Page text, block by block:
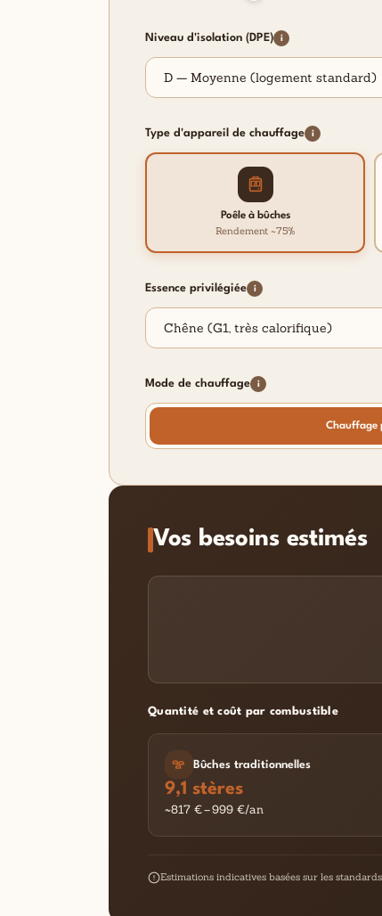
Niveau d'isolation (DPE) i
Type d'appareil de chauffage i
Poêle à bûches
Rendement ~75%
Essence privilégiée i
Mode de chauffage i
Chauffage
Vos besoins estimés
Quantité et coût par combustible
Bûches traditionnelles
9,1 stères
~817 € – 999 €/an
Estimations indicatives basées sur les